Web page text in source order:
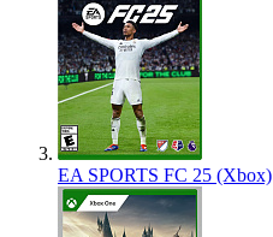
EA SPORTS FC 25 (Xbox)